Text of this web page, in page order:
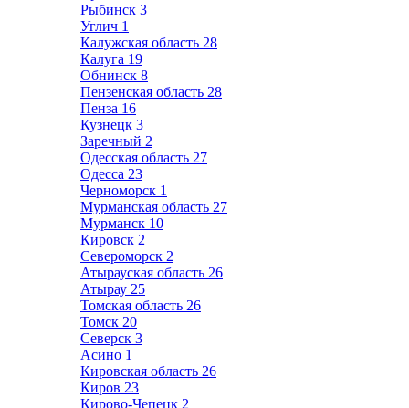
Рыбинск 3
Углич 1
Калужская область 28
Калуга 19
Обнинск 8
Пензенская область 28
Пенза 16
Кузнецк 3
Заречный 2
Одесская область 27
Одесса 23
Черноморск 1
Мурманская область 27
Мурманск 10
Кировск 2
Североморск 2
Атырауская область 26
Атырау 25
Томская область 26
Томск 20
Северск 3
Асино 1
Кировская область 26
Киров 23
Кирово-Чепецк 2